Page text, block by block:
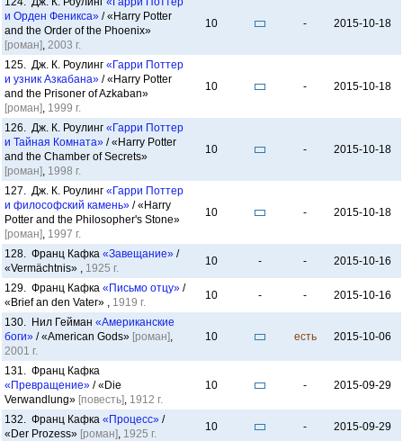
и Орден Феникса» / «Harry Potter
and the Order of the Phoenix»
[роман], 2003 г.
10 - 2015-10-18
125. Дж. К. Роулинг «Гарри Поттер
и узник Азкабана» / «Harry Potter
and the Prisoner of Azkaban»
[роман], 1999 г.
10 - 2015-10-18
126. Дж. К. Роулинг «Гарри Поттер
и Тайная Комната» / «Harry Potter
and the Chamber of Secrets»
[роман], 1998 г.
10 - 2015-10-18
127. Дж. К. Роулинг «Гарри Поттер
и философский камень» / «Harry
Potter and the Philosopher's Stone»
[роман], 1997 г.
10 - 2015-10-18
128. Франц Кафка «Завещание» /
«Vermächtnis» , 1925 г.
10 - - 2015-10-16
129. Франц Кафка «Письмо отцу» /
«Brief an den Vater» , 1919 г.
10 - - 2015-10-16
130. Нил Гейман «Американские
боги» / «American Gods» [роман],
2001 г.
10 есть 2015-10-06
131. Франц Кафка
«Превращение» / «Die
Verwandlung» [повесть], 1912 г.
10 - 2015-09-29
132. Франц Кафка «Процесс» /
«Der Prozess» [роман], 1925 г.
10 - 2015-09-29